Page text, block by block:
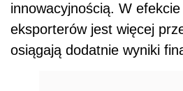
innowacyjnością. W
eksporterów jest więcej
osiągają dodatnie wyniki